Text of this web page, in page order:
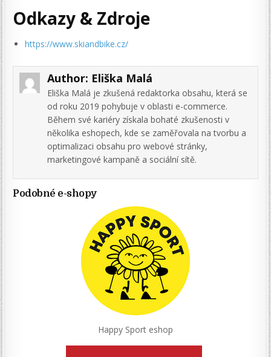
Odkazy & Zdroje
https://www.skiandbike.cz/
Author: Eliška Malá
Eliška Malá je zkušená redaktorka obsahu, která se
od roku 2019 pohybuje v oblasti e-commerce.
Během své kariéry získala bohaté zkušenosti v
několika eshopech, kde se zaměřovala na tvorbu a
optimalizaci obsahu pro webové stránky,
marketingové kampaně a sociální sítě.
Podobné e-shopy
Happy Sport eshop